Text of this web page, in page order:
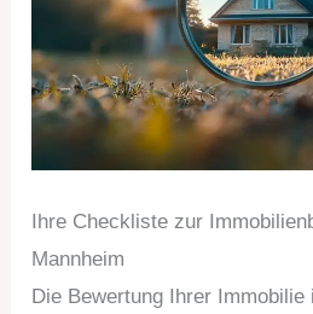
Ihre Checkliste zur
Mannheim
Die Bewertung Ihrer